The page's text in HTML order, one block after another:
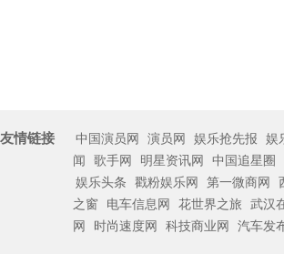
友情链接 中国演员网 演员网 娱乐抢先报 娱
闻
歌手网 明星资讯网 中国追星圈
娱乐头条
戳粉娱乐网 第一微商网
之窗
电车信息网 花世界之旅 武汉
网
时尚速度网 科技商业网 汽车发